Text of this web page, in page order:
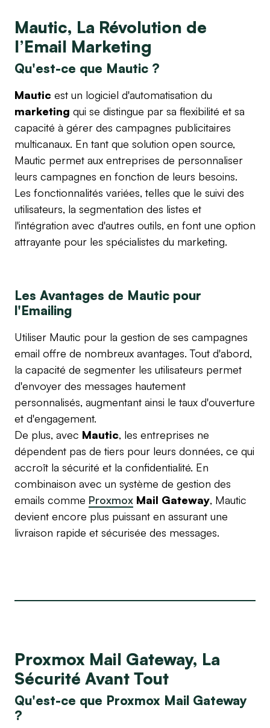
Mautic, La Révolution de
l’Email Marketing
Qu'est-ce que Mautic ?
Mautic est un logiciel d'automatisation du
marketing qui se distingue par sa flexibilité et sa
capacité à gérer des campagnes publicitaires
multicanaux. En tant que solution open source,
Mautic permet aux entreprises de personnaliser
leurs campagnes en fonction de leurs besoins.
Les fonctionnalités variées, telles que le suivi des
utilisateurs, la segmentation des listes et
l'intégration avec d'autres outils, en font une option
attrayante pour les spécialistes du marketing.
Les Avantages de Mautic pour
l'Emailing
Utiliser Mautic pour la gestion de ses campagnes
email offre de nombreux avantages. Tout d'abord,
la capacité de segmenter les utilisateurs permet
d'envoyer des messages hautement
personnalisés, augmentant ainsi le taux d'ouverture
et d'engagement.
De plus, avec Mautic, les entreprises ne
dépendent pas de tiers pour leurs données, ce qui
accroît la sécurité et la confidentialité. En
combinaison avec un système de gestion des
emails comme Proxmox Mail Gateway, Mautic
devient encore plus puissant en assurant une
livraison rapide et sécurisée des messages.
Proxmox Mail Gateway, La
Sécurité Avant Tout
Qu'est-ce que Proxmox Mail Gateway
?